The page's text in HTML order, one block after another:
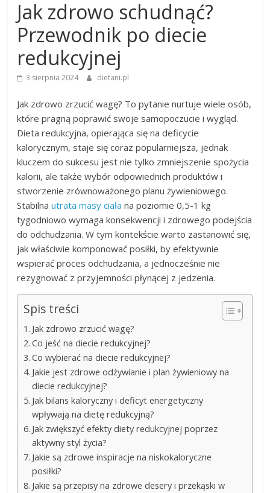
Jak zdrowo schudnąć?
Przewodnik po diecie
redukcyjnej
3 sierpnia 2024 dietani.pl
Jak zdrowo zrzucić wagę? To pytanie nurtuje wiele osób,
które pragną poprawić swoje samopoczucie i wygląd.
Dieta redukcyjna, opierająca się na deficycie
kalorycznym, staje się coraz popularniejsza, jednak
kluczem do sukcesu jest nie tylko zmniejszenie spożycia
kalorii, ale także wybór odpowiednich produktów i
stworzenie zrównoważonego planu żywieniowego.
Stabilnautrata masy ciała na poziomie 0,5-1 kg
tygodniowo wymaga konsekwencji i zdrowego podejścia
do odchudzania. W tym kontekście warto zastanowić się,
jak właściwie komponować posiłki, by efektywnie
wspierać proces odchudzania, a jednocześnie nie
rezygnować z przyjemności płynącej z jedzenia.
Spis treści
Jak zdrowo zrzucić wagę?
Co jeść na diecie redukcyjnej?
Co wybierać na diecie redukcyjnej?
Jakie jest zdrowe odżywianie i plan żywieniowy na
diecie redukcyjnej?
Jak bilans kaloryczny i deficyt energetyczny
wpływają na dietę redukcyjną?
Jak zwiększyć efekty diety redukcyjnej poprzez
aktywny styl życia?
Jakie są zdrowe inspiracje na niskokaloryczne
posiłki?
Jakie są przepisy na zdrowe desery i przekąski w